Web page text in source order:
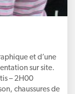
et d’une
sur site.
– 2H00
chaussures de